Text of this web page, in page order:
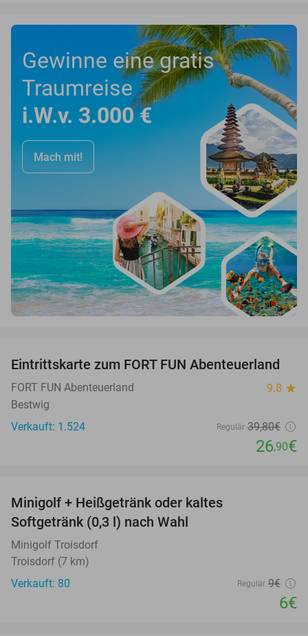
Gewinne eine gratis
Traumreise
i.W.v. 3.000 €
Mach mit!
32%
Eintrittskarte zum FORT FUN Abenteuerland
FORT FUN Abenteuerland 9.8 star
Bestwig
Verkauft: 1.524
Regulär 39,80€
26,90€
Minigolf + Heißgetränk oder kaltes
Softgetränk (0,3 l) nach Wahl
Minigolf Troisdorf
Troisdorf (7 km)
Verkauft: 80
Regulär 9€
6€